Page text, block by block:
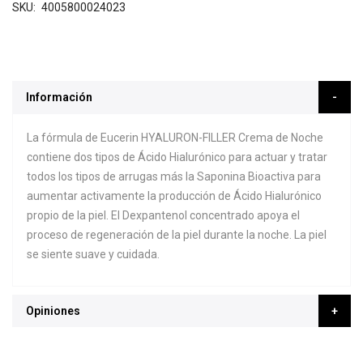
SKU
4005800024023
Información
La fórmula de Eucerin HYALURON-FILLER Crema de Noche
contiene dos tipos de Ácido Hialurónico para actuar y tratar
todos los tipos de arrugas más la Saponina Bioactiva para
aumentar activamente la producción de Ácido Hialurónico
propio de la piel. El Dexpantenol concentrado apoya el
proceso de regeneración de la piel durante la noche. La piel
se siente suave y cuidada.
Opiniones